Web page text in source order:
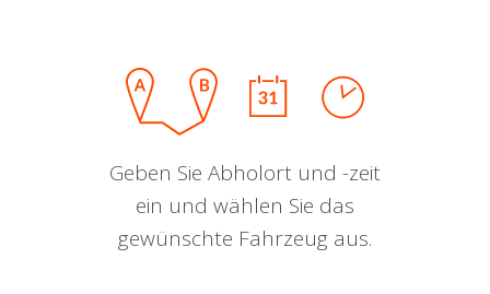
Geben Sie Abholort und -zeit
ein und wählen Sie das
gewünschte Fahrzeug aus.